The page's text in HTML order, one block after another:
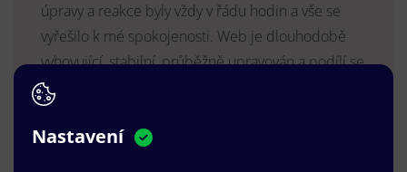
úpravy a reakce byly vždy v řádu hodin a vše se
vyřešilo k mé spokojenosti. Web je dlouhodobě
vyhovující, stabilní, průběžně upravován a podílí se
na pozitivním vnímání naší značky.
MUDr. Radek Vyšohlíd
VENART s.r.o.
Nastavení